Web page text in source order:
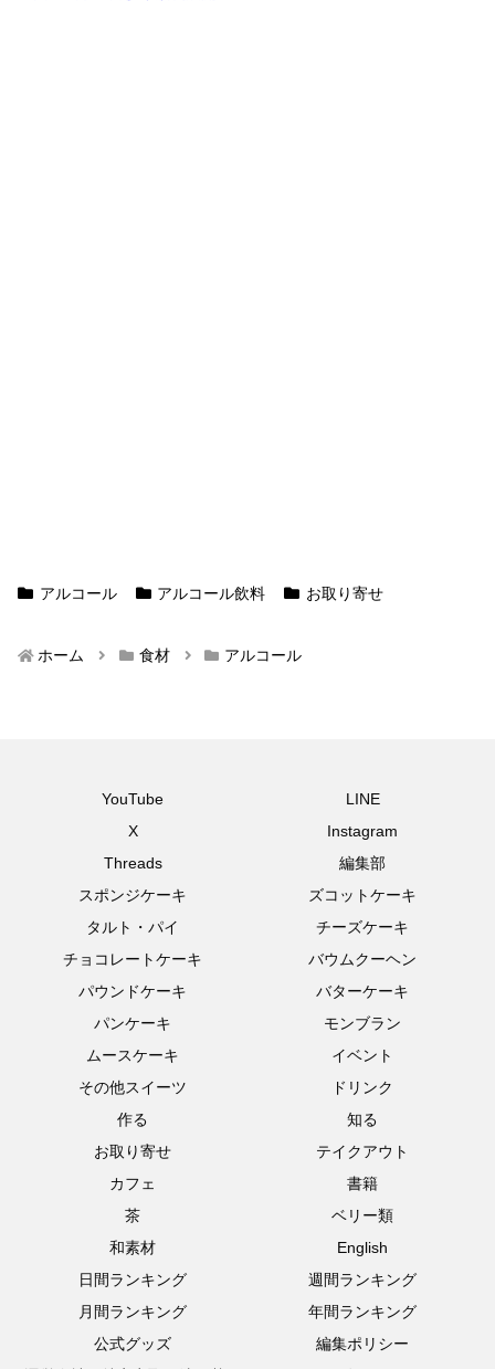
アルコール アルコール飲料 お取り寄せ
ホーム 食材 アルコール
YouTube
LINE
X
Instagram
Threads
編集部
スポンジケーキ
ズコットケーキ
タルト・パイ
チーズケーキ
チョコレートケーキ
バウムクーヘン
パウンドケーキ
バターケーキ
パンケーキ
モンブラン
ムースケーキ
イベント
その他スイーツ
ドリンク
作る
知る
お取り寄せ
テイクアウト
カフェ
書籍
茶
ベリー類
和素材
English
日間ランキング
週間ランキング
月間ランキング
年間ランキング
公式グッズ
編集ポリシー